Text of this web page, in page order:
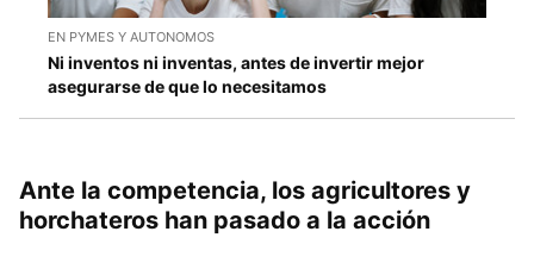
EN PYMES Y AUTONOMOS
Ni inventos ni inventas, antes de invertir mejor
asegurarse de que lo necesitamos
Ante la competencia, los agricultores y
horchateros han pasado a la acción